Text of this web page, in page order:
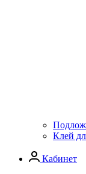
Клей
Кабинет